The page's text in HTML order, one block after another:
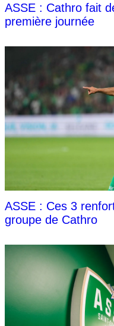
ASSE : Cathro fait
première journée
ASSE : Ces 3
groupe de Cathro